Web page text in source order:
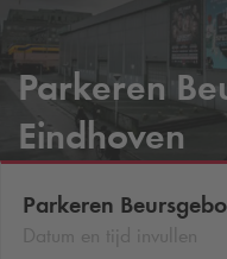
Parkeren
Eindhoven
Parkeren